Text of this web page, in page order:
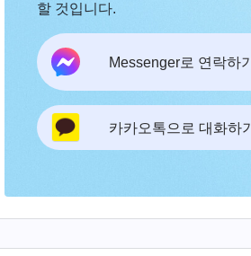
할 것입니다.
Messenger로 연락하기
카카오톡으로 대화하기